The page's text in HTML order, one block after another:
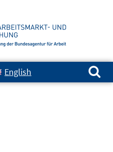
English
Suchen nach: